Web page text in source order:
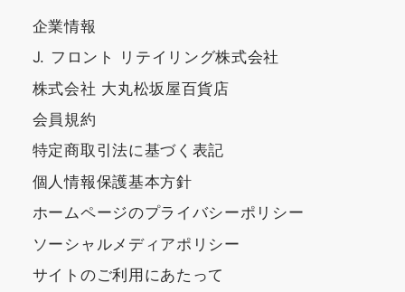
企業情報
J. フロント リテイリング株式会社
株式会社 大丸松坂屋百貨店
会員規約
特定商取引法に基づく表記
個人情報保護基本方針
ホームページのプライバシーポリシー
ソーシャルメディアポリシー
サイトのご利用にあたって